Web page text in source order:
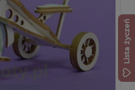
Lista życzeń